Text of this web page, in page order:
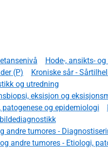
Hode-, ansikts-
(P)
Kroniske sår -
og utredning
eksisjon og
og epidemiologi
andre tumores -
andre tumores - Etiologi,